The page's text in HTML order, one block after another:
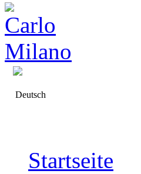
Deutsch
Startseite